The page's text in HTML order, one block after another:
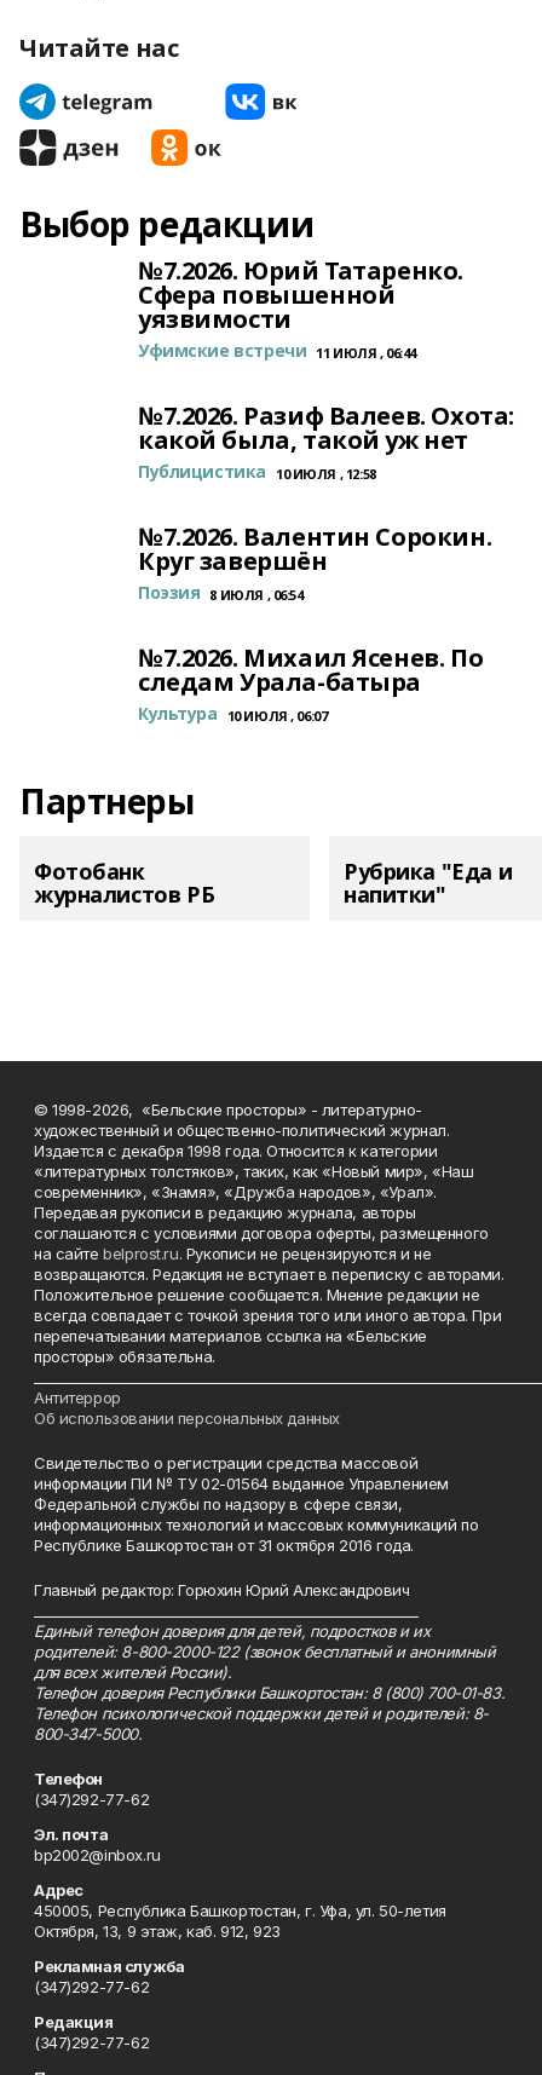
Читайте нас
Выбор редакции
№7.2026. Юрий Татаренко.
Сфера повышенной
уязвимости
Уфимские встречи 11 ИЮЛЯ , 06:44
№7.2026. Разиф Валеев. Охота:
какой была, такой уж нет
Публицистика 10 ИЮЛЯ , 12:58
№7.2026. Валентин Сорокин.
Круг завершён
Поэзия 8 ИЮЛЯ , 06:54
№7.2026. Михаил Ясенев. По
следам Урала-батыра
Культура 10 ИЮЛЯ , 06:07
Партнеры
Фотобанк
журналистов РБ
Рубрика "Еда и
напитки"
© 1998-2026, «Бельские просторы» - литературно-
художественный и общественно-политический журнал.
Издается с декабря 1998 года. Относится к категории
«литературных толстяков», таких, как «Новый мир», «Наш
современник», «Знамя», «Дружба народов», «Урал».
Передавая рукописи в редакцию журнала, авторы
соглашаются с условиями договора оферты, размещенного
на сайтеbelprost.ru. Рукописи не рецензируются и не
возвращаются. Редакция не вступает в переписку с авторами.
Положительное решение сообщается. Мнение редакции не
всегда совпадает с точкой зрения того или иного автора. При
перепечатывании материалов ссылка на «Бельские
просторы» обязательна.
Антитеррор
Об использовании персональных данных
Свидетельство о регистрации средства массовой
информации ПИ № ТУ 02-01564 выданное Управлением
Федеральной службы по надзору в сфере связи,
информационных технологий и массовых коммуникаций по
Республике Башкортостан от 31 октября 2016 года.
Главный редактор: Горюхин Юрий Александрович
Единый телефон доверия для детей, подростков и их
родителей: 8-800-2000-122 (звонок бесплатный и анонимный
для всех жителей России).
Телефон доверия Республики Башкортостан: 8 (800) 700-01-83.
Телефон психологической поддержки детей и родителей: 8-
800-347-5000.
Телефон
(347)292-77-62
Эл. почта
bp2002@inbox.ru
Адрес
450005, Республика Башкортостан, г. Уфа, ул. 50-летия
Октября, 13, 9 этаж, каб. 912, 923
Рекламная служба
(347)292-77-62
Редакция
(347)292-77-62